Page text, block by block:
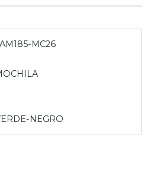
MC26
NEGRO